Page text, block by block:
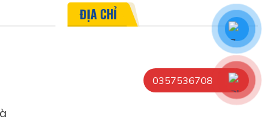
ĐỊA CHỈ
0357536708